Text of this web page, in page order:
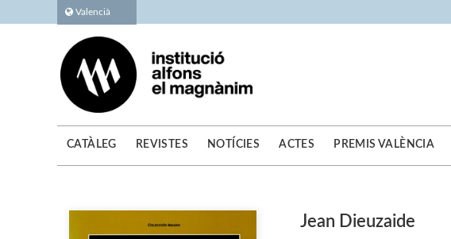
Valencià
CATÀLEG REVISTES NOTÍCIES ACTES PREMIS VALÈNCIA
Jean Dieuzaide